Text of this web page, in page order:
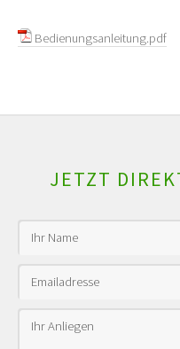
Bedienungsanleitung.pdf
JETZT